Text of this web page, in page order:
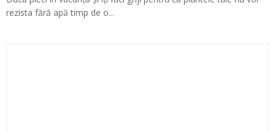
rezista fără apă timp de o...